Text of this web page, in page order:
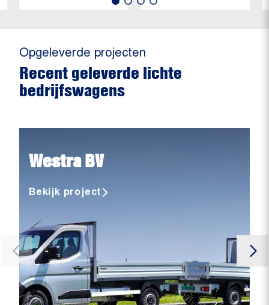
Opgeleverde projecten
Recent geleverde lichte
bedrijfswagens
Westra BV
Bekijk project